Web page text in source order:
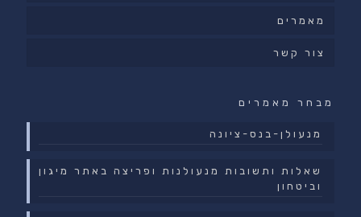
מאמרים
צור קשר
מבחר מאמרים
מנעולן-בנס-ציונה
שאלות ותשובות מנעולנות ופריצה באתר מיגון
וביטחון